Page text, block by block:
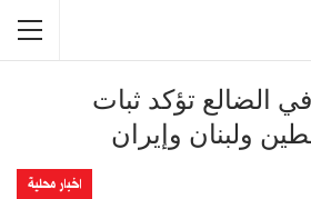
الضالع تؤكد ثبات
ولبنان وإيران
اخبار محلية